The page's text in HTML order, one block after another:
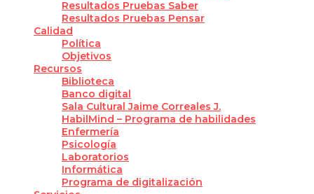
Resultados Pruebas Saber
Resultados Pruebas Pensar
Calidad
Política
Objetivos
Recursos
Biblioteca
Banco digital
Sala Cultural Jaime Correales J.
HabilMind – Programa de habilidades
Enfermería
Psicología
Laboratorios
Informática
Programa de digitalización